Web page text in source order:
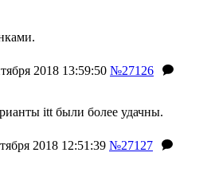
2018 13:59:50 №27126
itt были более удачны.
2018 12:51:39 №27127